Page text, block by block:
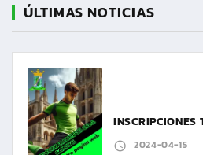
ÚLTIMAS NOTICIAS
2024-04-15